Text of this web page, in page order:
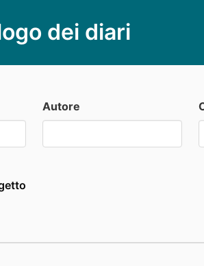
dei diari
Autore